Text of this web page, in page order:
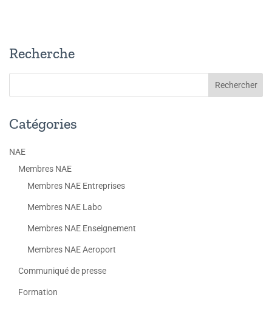
Recherche
Catégories
NAE
Membres NAE
Membres NAE Entreprises
Membres NAE Labo
Membres NAE Enseignement
Membres NAE Aeroport
Communiqué de presse
Formation